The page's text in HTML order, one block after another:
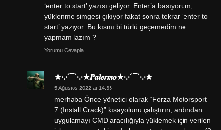
‘enter to start’ yazısı geliyor. Enter’a basıyorum,
yüklenme simgesi çıkıyor fakat sonra tekrar ‘enter to
start’ yazıyor. Bu kısmı bi türlü geçemedim ne
yapmam lazım ?
Yorumu Cevapla
★·.·´¯`·.·★𝑷𝒂𝒍𝒆𝒓𝒎𝒐★·.·´¯`·.·★
5 Ağustos 2022 at 14:33
merhaba Önce yönetici olarak “Forza Motorsport
7 (Install Crack)” kısayolunu çalıştırın, ardından
uygulamayı CMD aracılığıyla yüklemek için verilen